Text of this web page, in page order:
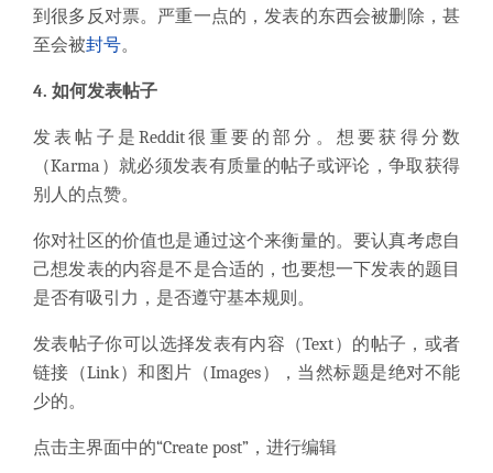
到很多反对票。严重一点的，发表的东西会被删除，甚
至会被封号。
4. 如何发表帖子
发表帖子是Reddit很重要的部分。想要获得分数
（Karma）就必须发表有质量的帖子或评论，争取获得
别人的点赞。
你对社区的价值也是通过这个来衡量的。要认真考虑自
己想发表的内容是不是合适的，也要想一下发表的题目
是否有吸引力，是否遵守基本规则。
发表帖子你可以选择发表有内容（Text）的帖子，或者
链接（Link）和图片（Images），当然标题是绝对不能
少的。
点击主界面中的“Create post”，进行编辑